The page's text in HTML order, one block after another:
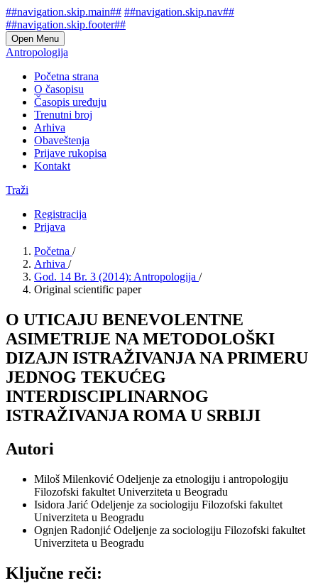
##navigation.skip.main## ##navigation.skip.nav##
##navigation.skip.footer##
Open Menu
Antropologija
Početna strana
O časopisu
Časopis uređuju
Trenutni broj
Arhiva
Obaveštenja
Prijave rukopisa
Kontakt
Traži
Registracija
Prijava
Početna /
Arhiva /
God. 14 Br. 3 (2014): Antropologija /
Original scientific paper
O UTICAJU BENEVOLENTNE
ASIMETRIJE NA METODOLOŠKI
DIZAJN ISTRAŽIVANJA NA PRIMERU
JEDNOG TEKUĆEG
INTERDISCIPLINARNOG
ISTRAŽIVANJA ROMA U SRBIJI
Autori
Miloš Milenković Odeljenje za etnologiju i antropologiju
Filozofski fakultet Univerziteta u Beogradu
Isidora Jarić Odeljenje za sociologiju Filozofski fakultet
Univerziteta u Beogradu
Ognjen Radonjić Odeljenje za sociologiju Filozofski fakultet
Univerziteta u Beogradu
Ključne reči: